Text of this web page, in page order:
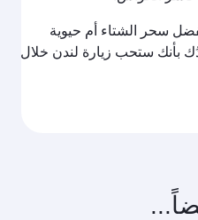
سحر الشتاء أم حيوية
بأنك ستحب زيارة لندن خلال